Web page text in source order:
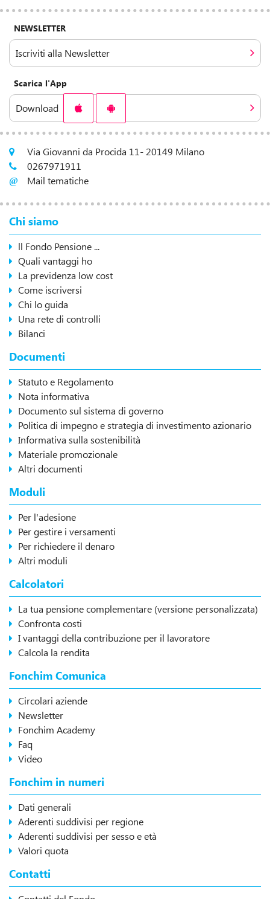
NEWSLETTER
Iscriviti alla Newsletter
Scarica l'App
Download
Via Giovanni da Procida 11- 20149 Milano
0267971911
Mail tematiche
Chi siamo
ll Fondo Pensione ...
Quali vantaggi ho
La previdenza low cost
Come iscriversi
Chi lo guida
Una rete di controlli
Bilanci
Documenti
Statuto e Regolamento
Nota informativa
Documento sul sistema di governo
Politica di impegno e strategia di investimento azionario
Informativa sulla sostenibilità
Materiale promozionale
Altri documenti
Moduli
Per l'adesione
Per gestire i versamenti
Per richiedere il denaro
Altri moduli
Calcolatori
La tua pensione complementare (versione personalizzata)
Confronta costi
I vantaggi della contribuzione per il lavoratore
Calcola la rendita
Fonchim Comunica
Circolari aziende
Newsletter
Fonchim Academy
Faq
Video
Fonchim in numeri
Dati generali
Aderenti suddivisi per regione
Aderenti suddivisi per sesso e età
Valori quota
Contatti